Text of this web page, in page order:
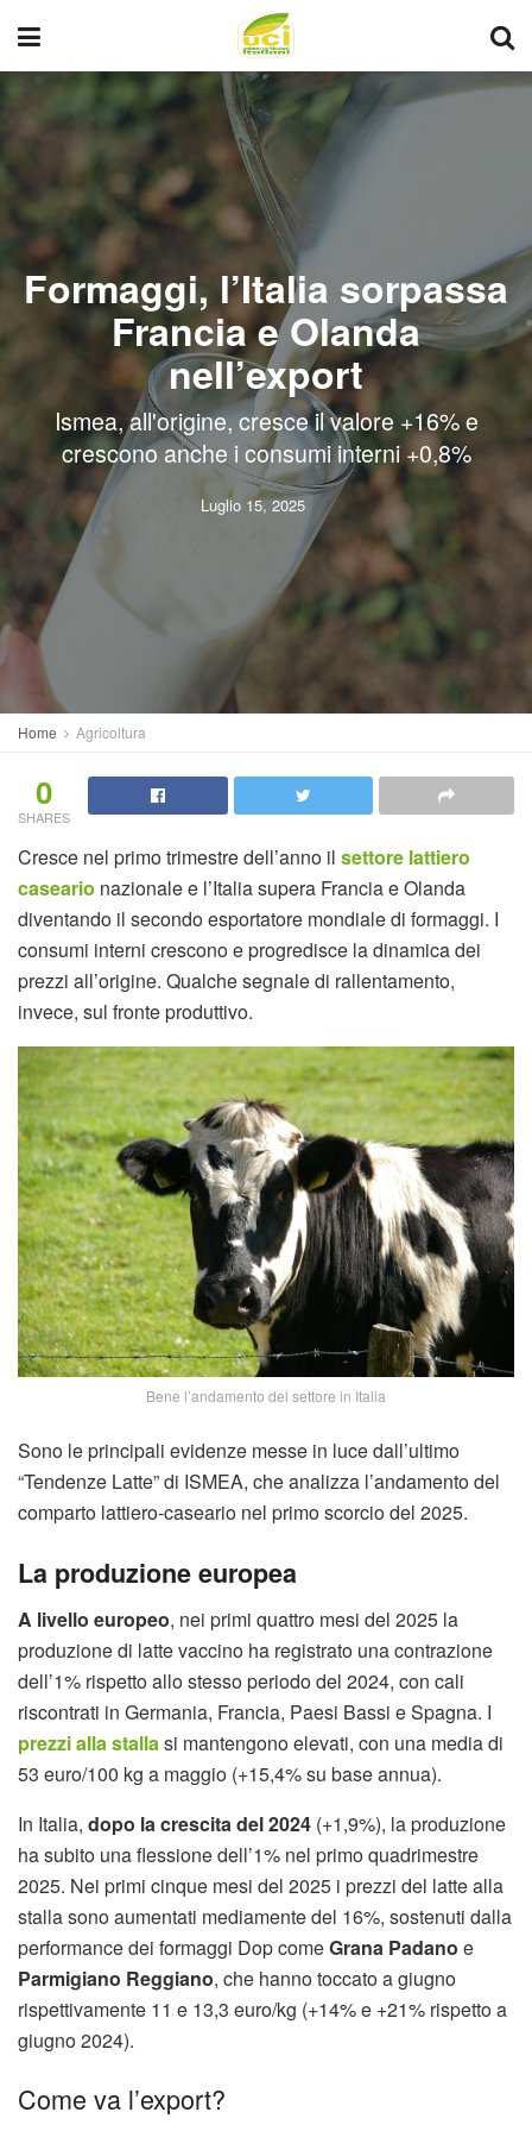
Formaggi, l’Italia sorpassa
Francia e Olanda
nell’export
Ismea, all'origine, cresce il valore +16% e
crescono anche i consumi interni +0,8%
Luglio 15, 2025
Home Agricoltura
0
SHARES
Cresce nel primo trimestre dell’anno il settore lattiero
caseario nazionale e l’Italia supera Francia e Olanda
diventando il secondo esportatore mondiale di formaggi. I
consumi interni crescono e progredisce la dinamica dei
prezzi all’origine. Qualche segnale di rallentamento,
invece, sul fronte produttivo.
Bene l’andamento del settore in Italia
Sono le principali evidenze messe in luce dall’ultimo
“Tendenze Latte” di ISMEA, che analizza l’andamento del
comparto lattiero-caseario nel primo scorcio del 2025.
La produzione europea
A livello europeo, nei primi quattro mesi del 2025 la
produzione di latte vaccino ha registrato una contrazione
dell’1% rispetto allo stesso periodo del 2024, con cali
riscontrati in Germania, Francia, Paesi Bassi e Spagna. I
prezzi alla stalla si mantengono elevati, con una media di
53 euro/100 kg a maggio (+15,4% su base annua).
In Italia, dopo la crescita del 2024 (+1,9%), la produzione
ha subito una flessione dell’1% nel primo quadrimestre
2025. Nei primi cinque mesi del 2025 i prezzi del latte alla
stalla sono aumentati mediamente del 16%, sostenuti dalla
performance dei formaggi Dop comeGrana Padano e
Parmigiano Reggiano, che hanno toccato a giugno
rispettivamente 11 e 13,3 euro/kg (+14% e +21% rispetto a
giugno 2024).
Come va l’export?